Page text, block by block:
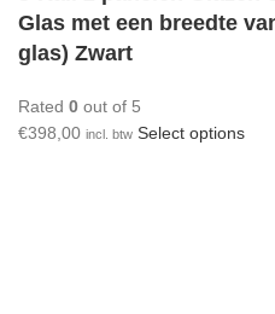
Glas met een breedte
glas) Zwart
Rated 0 out of 5
€398,00 incl. btw Select options